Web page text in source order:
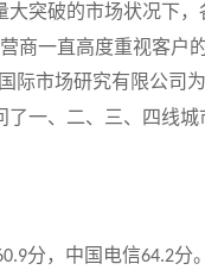
大突破的市场状况下，
商一直高度重视客户的
际市场研究有限公司
了一、二、三、四线城
分，中国电信64.2分